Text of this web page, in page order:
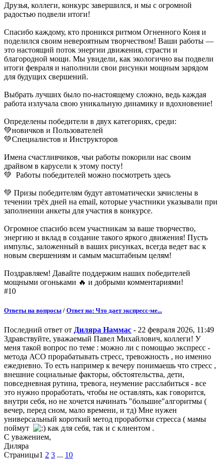
Друзья, коллеги, конкурс завершился, и мы с огромной
радостью подвели итоги!
Спасибо каждому, кто проникся ритмом Огненного Коня и
поделился своим невероятным творчеством! Ваши работы —
это настоящий поток энергии движения, страсти и
благородной мощи. Мы увидели, как экологично вы подвели
итоги февраля и наполнили свои рисунки мощным зарядом
для будущих свершений.
Выбрать лучших было по-настоящему сложно, ведь каждая
работа излучала свою уникальную динамику и вдохновение!
Определены победители в двух категориях, среди:
💚новичков и Пользователей
💚Специалистов и Инструкторов
Имена счастливчиков, чьи работы покорили нас своим
драйвом в карусели к этому посту!
💚 Работы победителей можно посмотреть здесь
💚 Призы победителям будут автоматически зачислены в
течении трёх дней на email, которые участники указывали при
заполнении анкеты для участия в конкурсе.
Огромное спасибо всем участникам за ваше творчество,
энергию и вклад в создание такого яркого движения! Пусть
импульс, заложенный в ваших рисунках, всегда ведет вас к
новым свершениям и самым масштабным целям!
Поздравляем! Давайте поддержим наших победителей
мощными огоньками 🔥 и добрыми комментариями!
#10
Ответы на вопросы / Ответ на: Что дает экспресс-ме...
Последний ответ от Диляра Наммас - 22 февраля 2026, 11:49
Здравствуйте, уважаемый Павел Михайлович, коллеги! У
меня такой вопрос по теме : можно ли с помощью экспресс -
метода АСО прорабатывать стресс, тревожность , но именно
ежедневно. То есть например к вечеру понимаешь что стресс ,
внешние социальные факторы, обстоятельства, дети,
повседневная рутина, тревога, неумение расслабиться - все
это нужно проработать, чтобы не оставлять, как говорится,
внутри себя, но не хочется начинать "большие"алгоритмы (
вечер, перед сном, мало времени, и тд) Мне нужен
универсальный короткий метод проработки стресса ( мамы
поймут
как для себя, так и с клиентом .
С уважением,
Диляра
Страницы1 2 3 ... 10